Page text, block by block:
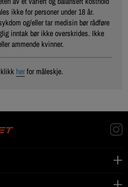
ikke for personer under 18 år.
og/eller tar medisin bør rådføre
inntak bør ikke overskrides. Ikke
ammende kvinner.
herfor måleskje.